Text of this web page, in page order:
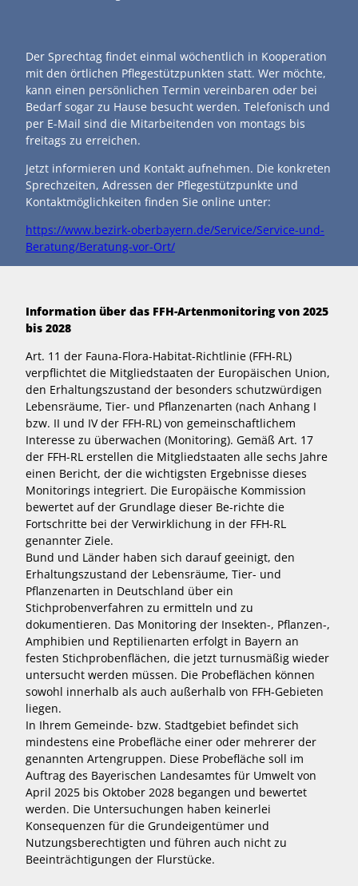
Der Sprechtag findet einmal wöchentlich in Kooperation
mit den örtlichen Pflegestützpunkten statt. Wer möchte,
kann einen persönlichen Termin vereinbaren oder bei
Bedarf sogar zu Hause besucht werden. Telefonisch und
per E-Mail sind die Mitarbeitenden von montags bis
freitags zu erreichen.
Jetzt informieren und Kontakt aufnehmen. Die konkreten
Sprechzeiten, Adressen der Pflegestützpunkte und
Kontaktmöglichkeiten finden Sie online unter:
https://www.bezirk-oberbayern.de/Service/Service-und-
Beratung/Beratung-vor-Ort/
Information über das FFH-Artenmonitoring von 2025
bis 2028
Art. 11 der Fauna-Flora-Habitat-Richtlinie (FFH-RL)
verpflichtet die Mitgliedstaaten der Europäischen Union,
den Erhaltungszustand der besonders schutzwürdigen
Lebensräume, Tier- und Pflanzenarten (nach Anhang I
bzw. II und IV der FFH-RL) von gemeinschaftlichem
Interesse zu überwachen (Monitoring). Gemäß Art. 17
der FFH-RL erstellen die Mitgliedstaaten alle sechs Jahre
einen Bericht, der die wichtigsten Ergebnisse dieses
Monitorings integriert. Die Europäische Kommission
bewertet auf der Grundlage dieser Be-richte die
Fortschritte bei der Verwirklichung in der FFH-RL
genannter Ziele.
Bund und Länder haben sich darauf geeinigt, den
Erhaltungszustand der Lebensräume, Tier- und
Pflanzenarten in Deutschland über ein
Stichprobenverfahren zu ermitteln und zu
dokumentieren. Das Monitoring der Insekten-, Pflanzen-,
Amphibien und Reptilienarten erfolgt in Bayern an
festen Stichprobenflächen, die jetzt turnusmäßig wieder
untersucht werden müssen. Die Probeflächen können
sowohl innerhalb als auch außerhalb von FFH-Gebieten
liegen.
In Ihrem Gemeinde- bzw. Stadtgebiet befindet sich
mindestens eine Probefläche einer oder mehrerer der
genannten Artengruppen. Diese Probefläche soll im
Auftrag des Bayerischen Landesamtes für Umwelt von
April 2025 bis Oktober 2028 begangen und bewertet
werden. Die Untersuchungen haben keinerlei
Konsequenzen für die Grundeigentümer und
Nutzungsberechtigten und führen auch nicht zu
Beeinträchtigungen der Flurstücke.